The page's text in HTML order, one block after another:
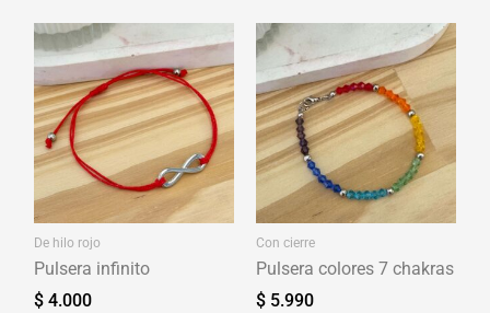
De hilo rojo
Pulsera infinito
$ 4.000
Con cierre
Pulsera colores 7 chakras
$ 5.990